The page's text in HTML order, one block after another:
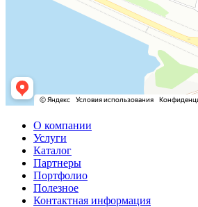
О компании
Услуги
Каталог
Партнеры
Портфолио
Полезное
Контактная информация